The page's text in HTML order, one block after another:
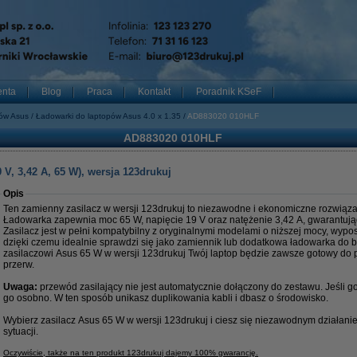
Blog Praca Kontakt Poradnik KSeF
Asus Ładowarki do laptopów Asus 4.0 x 1.35 AD883020 010HLF
AD883020 010HLF
3,42 A, 65 W), wersja 123drukuj
Opis
Ten zamienny zasilacz w wersji 123drukuj to niezawodne i ekonomiczne
Ładowarka zapewnia moc 65 W, napięcie 19 V oraz natężenie 3,42 A,
Zasilacz jest w pełni kompatybilny z oryginalnymi modelami o niższej mocy,
dzięki czemu idealnie sprawdzi się jako zamiennik lub dodatkowa ładowarka do
zasilaczowi Asus 65 W w wersji 123drukuj Twój laptop będzie zawsze gotowy do
przerw.
Uwaga: przewód zasilający nie jest automatycznie dołączony do zestawu. Jeśli
go osobno. W ten sposób unikasz duplikowania kabli i dbasz o środowisko.
Wybierz zasilacz Asus 65 W w wersji 123drukuj i ciesz się niezawodnym
sytuacji.
Oczywiście, także na ten produkt 123drukuj dajemy 100% gwarancję.